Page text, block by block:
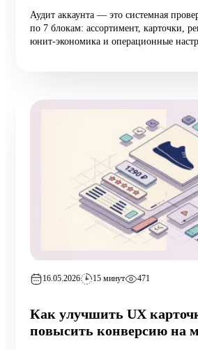
Аудит аккаунта — это системная
по 7 блокам: ассортимент, карточки,
юнит-экономика и операционные
оборота на 12%.
16.05.2026 15 минут 471
Как улучшить UX
повысить конверсию на